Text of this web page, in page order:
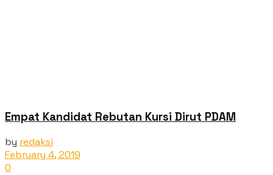
Empat Kandidat Rebutan Kursi Dirut PDAM
by redaksi
February 4, 2019
0